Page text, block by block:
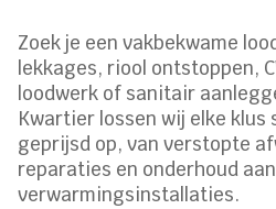
Zoek je een vakbekwame
lekkages, riool ontstoppen,
loodwerk of sanitair
Kwartier lossen wij elke klus
geprijsd op, van verstopte
reparaties en onderhoud aan
verwarmingsinstallaties.